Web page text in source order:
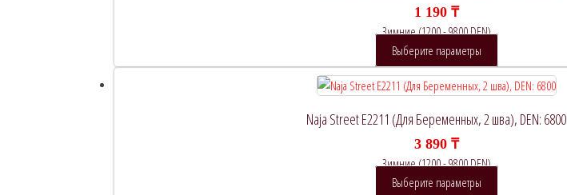
1 190 ₸
Зимние (1200 - 9800 DEN)
Выберите параметры
товар
имеет
вариаций.
можно
Naja Street E2211 (Для Беременных, 2 шва), DEN: 6800
3 890 ₸
Зимние (1200 - 9800 DEN)
Выберите параметры